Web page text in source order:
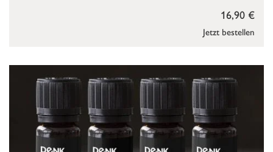
Jetzt bestellen
16,90 €